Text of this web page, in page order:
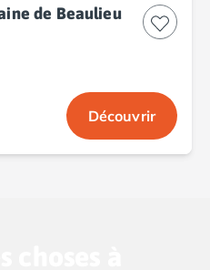
de Beaulieu
Découvrir